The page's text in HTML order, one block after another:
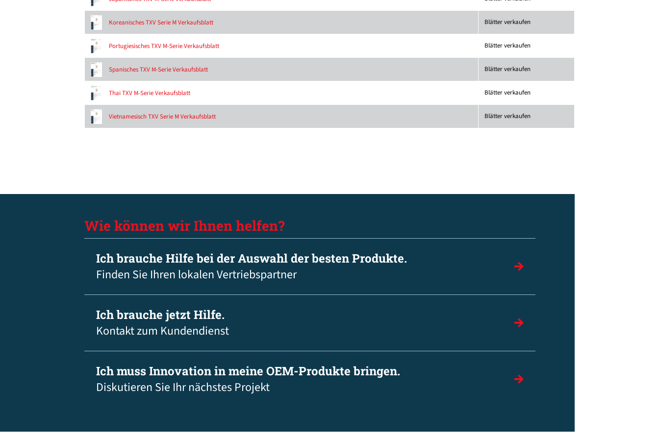
Koreanisches TXV Serie M Verkaufsblatt Blätter verkaufen
Portugiesisches TXV M-Serie Verkaufsblatt Blätter verkaufen
Spanisches TXV M-Serie Verkaufsblatt Blätter verkaufen
Thai TXV M-Serie Verkaufsblatt Blätter verkaufen
Vietnamesisch TXV Serie M Verkaufsblatt Blätter verkaufen
Wie können wir Ihnen helfen?
Ich brauche Hilfe bei der Auswahl der besten Produkte.
Finden Sie Ihren lokalen Vertriebspartner
Ich brauche jetzt Hilfe.
Kontakt zum Kundendienst
Ich muss Innovation in meine OEM-Produkte bringen.
Diskutieren Sie Ihr nächstes Projekt